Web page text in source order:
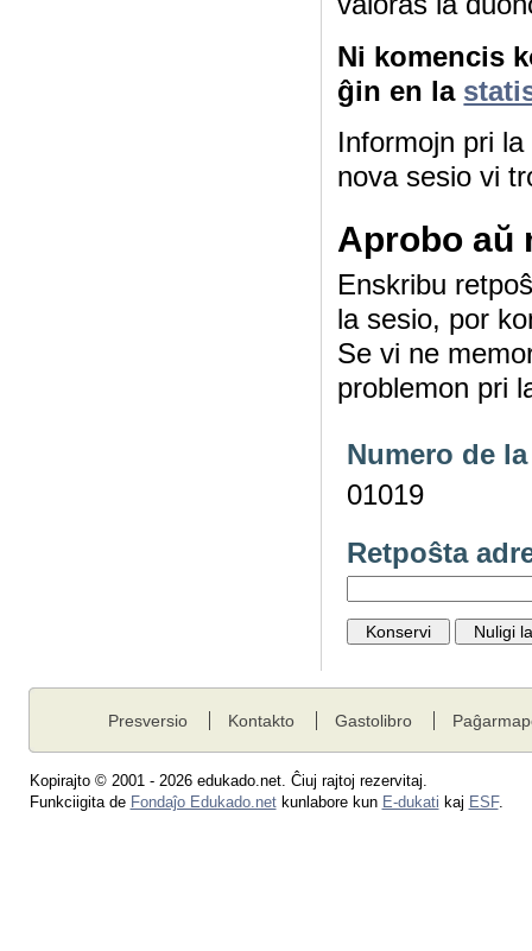
Ni komencis
ĝin en la
Informojn pri
nova sesio vi
Aprobo aŭ
Enskribu
la sesio, por
Se vi ne
problemon pri
Numero de
01019
Retpoŝta
Presversio Kontakto Gastolibro
Kopirajto © 2001 - 2026 edukado.net. Ĉiuj rajtoj rezervitaj.
Funkciigita de Fondaĵo Edukado.netkunlabore kun E-dukati kaj ESF.